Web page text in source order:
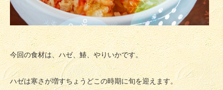
今回の食材は、ハゼ、鰆、やりいかです。
ハゼは寒さが増すちょうどこの時期に旬を迎えます。